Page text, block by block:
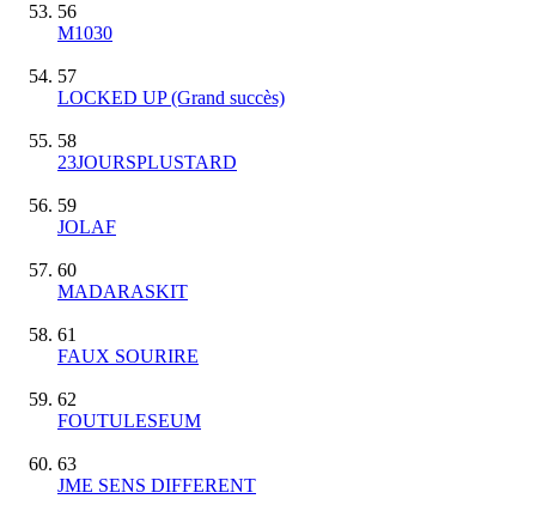
56
M1030
57
LOCKED UP(Grand succès)
58
23JOURSPLUSTARD
59
JOLAF
60
MADARASKIT
61
FAUX SOURIRE
62
FOUTULESEUM
63
JME SENS DIFFERENT